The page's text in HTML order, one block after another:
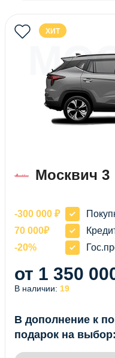
ХИТ
Москвич 3
-300 000 ₽
70 000₽
-20%
от 1 350
В наличии: 19
В дополнение к
подарок на выбор: